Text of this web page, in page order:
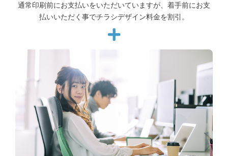
通常印刷前にお支払いをいただいていますが、着手前にお支
払いいただく事でチラシデザイン料金を割引。